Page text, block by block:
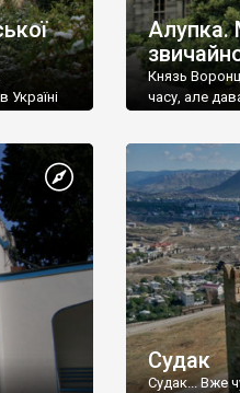
Україні
Алупка.
Князь
часу, але
Судак
Судак... Вже